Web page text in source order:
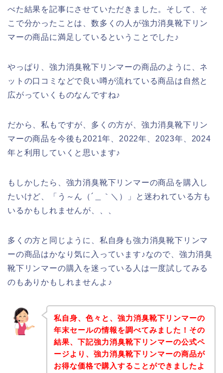
べた結果を記事にさせていただきました。そして、そ
こで分かったことは、数多くの人が強力消臭靴下リン
マーの商品に満足しているということでした♪
やっぱり、強力消臭靴下リンマーの商品のように、ネ
ットの口コミなどで良い噂が流れている商品は自然と
広がっていくものなんですね♪
だから、私もですが、多くの方が、強力消臭靴下リン
マーの商品を今後も2021年、2022年、2023年、2024
年と利用していくと思います♪
もしかしたら、強力消臭靴下リンマーの商品を購入し
たいけど、「う～ん（´＿｀＼）」と迷われている方も
いるかもしれませんが、、、
多くの方と同じように、私自身も強力消臭靴下リンマ
ーの商品はかなり気に入っています♪なので、強力消臭
靴下リンマーの購入を迷っている人は一度試してみる
のもありかもしれませんよ♪
私自身、色々と、強力消臭靴下リンマーの
年末セールの情報を調べてみました！その
結果、下記強力消臭靴下リンマーの公式ペ
ージより、強力消臭靴下リンマーの商品が
お得な価格で購入することができましたよ